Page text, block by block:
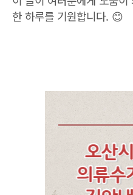
한 하루를 기원합니다. 😊